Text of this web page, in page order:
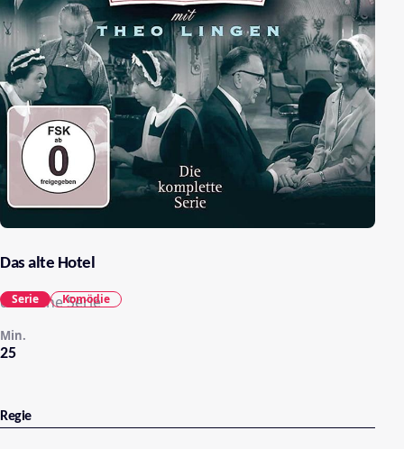
Das alte Hotel
deutsche Serie
25
Min.
Serie Komödie
Regie